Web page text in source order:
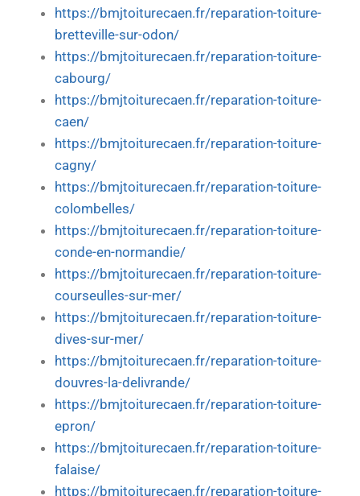
https://bmjtoiturecaen.fr/reparation-toiture-
bretteville-sur-odon/
https://bmjtoiturecaen.fr/reparation-toiture-
cabourg/
https://bmjtoiturecaen.fr/reparation-toiture-
caen/
https://bmjtoiturecaen.fr/reparation-toiture-
cagny/
https://bmjtoiturecaen.fr/reparation-toiture-
colombelles/
https://bmjtoiturecaen.fr/reparation-toiture-
conde-en-normandie/
https://bmjtoiturecaen.fr/reparation-toiture-
courseulles-sur-mer/
https://bmjtoiturecaen.fr/reparation-toiture-
dives-sur-mer/
https://bmjtoiturecaen.fr/reparation-toiture-
douvres-la-delivrande/
https://bmjtoiturecaen.fr/reparation-toiture-
epron/
https://bmjtoiturecaen.fr/reparation-toiture-
falaise/
https://bmjtoiturecaen.fr/reparation-toiture-